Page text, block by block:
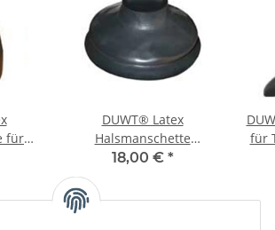
für
HD
DUWT® Latex
Halsmanschette
Faltenbalg AD-Serie für
Trockentauchanzug
18,00 € *
für